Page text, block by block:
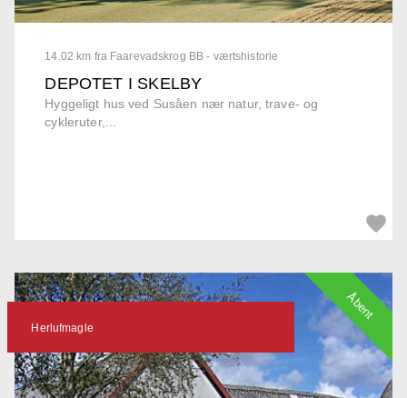
14.02 km fra Faarevadskrog BB - værtshistorie
DEPOTET I SKELBY
Hyggeligt hus ved Susåen nær natur, trave- og
cykleruter,...
Herlufmagle
Åbent